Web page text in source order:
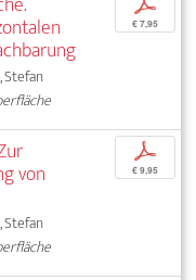
Stefan
p
€ 7,95
von
Stefan
p
€ 9,95